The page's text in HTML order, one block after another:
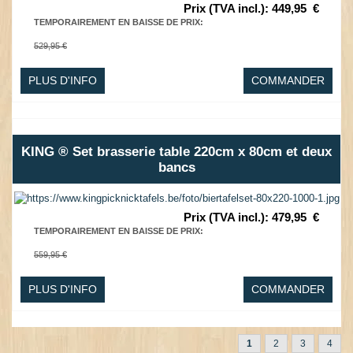
Prix (TVA incl.): 449,95 €
TEMPORAIREMENT EN BAISSE DE PRIX:
529,95 €
PLUS D'INFO COMMANDER
KING ® Set brasserie table 220cm x 80cm et deux
bancs
Prix (TVA incl.): 479,95 €
TEMPORAIREMENT EN BAISSE DE PRIX:
559,95 €
PLUS D'INFO COMMANDER
1 2 3 4